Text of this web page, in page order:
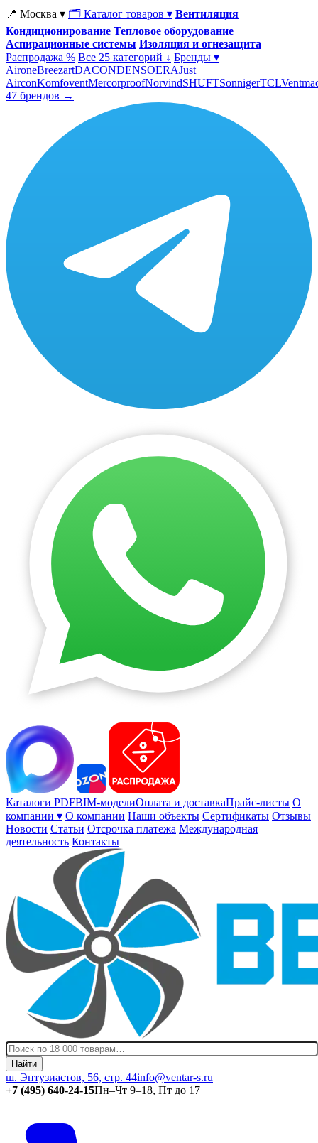
📍 Москва ▾ 🗂 Каталог товаров ▾ Вентиляция
Кондиционирование Тепловое оборудование
Аспирационные системы Изоляция и огнезащита
Распродажа % Все 25 категорий ↓ Бренды ▾
AironeBreezartDACONDENSOERAJust
AirconKomfoventMercorproofNorvindSHUFTSonnigerTCL
47 брендов →
Каталоги PDFBIM-моделиОплата и доставкаПрайс-листы О
компании ▾ О компании Наши объекты Сертификаты Отзывы
Новости Статьи Отсрочка платежа Международная
деятельность Контакты
Найти
ш. Энтузиастов, 56, стр. 44info@ventar-s.ru
+7 (495) 640-24-15Пн–Чт 9–18, Пт до 17